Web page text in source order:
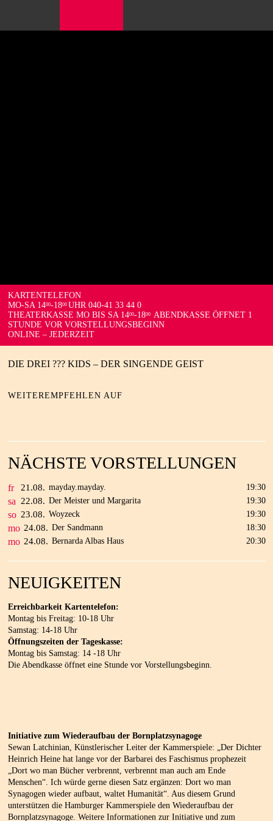
KARTENTELEFON
MO-SA 1400-1800 UHR 040-41 33 44 0
THEATERKASSE MO BIS SA 1400-1800 ABENDKASSE ÖFFNET 1
STUNDE VOR VORSTELLUNGSBEGINN
ONLINE – JEDERZEIT
DIE DREI ??? KIDS – DER SINGENDE GEIST
WEITEREMPFEHLEN AUF
NÄCHSTE VORSTELLUNGEN
fr 21.08. mayday.mayday. 19:30
sa 22.08. Der Meister und Margarita 19:30
so 23.08. Woyzeck 19:30
mo 24.08. Der Sandmann 18:30
mo 24.08. Bernarda Albas Haus 20:30
NEUIGKEITEN
Erreichbarkeit Kartentelefon:
Montag bis Freitag: 10-18 Uhr
Samstag: 14-18 Uhr
Öffnungszeiten der Tageskasse:
Montag bis Samstag: 14 -18 Uhr
Die Abendkasse öffnet eine Stunde vor Vorstellungsbeginn.
Initiative zum Wiederaufbau der Bornplatzsynagoge
Sewan Latchinian, Künstlerischer Leiter der Kammerspiele: „Der Dichter
Heinrich Heine hat lange vor der Barbarei des Faschismus prophezeit
„Dort wo man Bücher verbrennt, verbrennt man auch am Ende
Menschen“. Ich würde gerne diesen Satz ergänzen: Dort wo man
Synagogen wieder aufbaut, waltet Humanität“. Aus diesem Grund
unterstützen die Hamburger Kammerspiele den Wiederaufbau der
Bornplatzsynagoge. Weitere Informationen zur Initiative und zum